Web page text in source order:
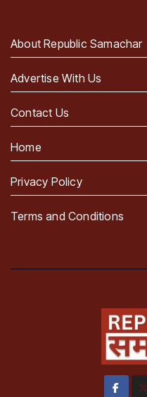
About Republic Samachar
Advertise With Us
Contact Us
Home
Privacy Policy
Terms and Conditions